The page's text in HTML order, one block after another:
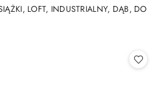
LOFT, INDUSTRIALNY, DĄB, DO